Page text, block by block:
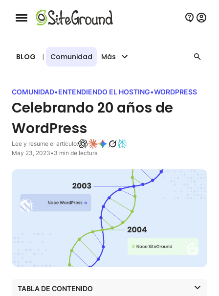
Botón de navegación móvil
BLOG | Comunidad Más
COMUNIDAD•ENTENDIENDO EL HOSTING•WORDPRESS
Celebrando 20 años de
WordPress
Lee y resume el articulo:
May 23, 2023•3 min de lectura
TABLA DE CONTENIDO